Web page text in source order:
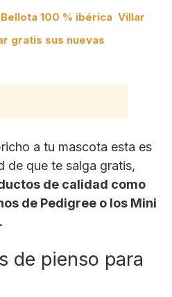
100 % ibérica Villar
gratis sus nuevas
a tu mascota esta es
de que te salga gratis,
de calidad como
de Pedigree o los Mini
de pienso para